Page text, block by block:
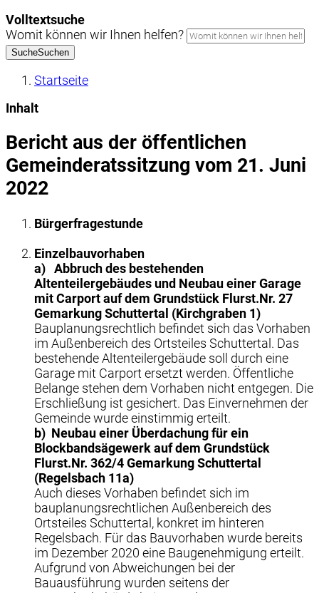
Volltextsuche
Womit können wir Ihnen helfen?
SucheSuchen
Startseite
Inhalt
Bericht aus der öffentlichen
Gemeinderatssitzung vom 21. Juni
2022
Bürgerfragestunde
Einzelbauvorhaben
a) Abbruch des bestehenden
Altenteilergebäudes und Neubau einer Garage
mit Carport auf dem Grundstück Flurst.Nr. 27
Gemarkung Schuttertal (Kirchgraben 1)
Bauplanungsrechtlich befindet sich das Vorhaben
im Außenbereich des Ortsteiles Schuttertal. Das
bestehende Altenteilergebäude soll durch eine
Garage mit Carport ersetzt werden. Öffentliche
Belange stehen dem Vorhaben nicht entgegen. Die
Erschließung ist gesichert. Das Einvernehmen der
Gemeinde wurde einstimmig erteilt.
b) Neubau einer Überdachung für ein
Blockbandsägewerk auf dem Grundstück
Flurst.Nr. 362/4 Gemarkung Schuttertal
(Regelsbach 11a)
Auch dieses Vorhaben befindet sich im
bauplanungsrechtlichen Außenbereich des
Ortsteiles Schuttertal, konkret im hinteren
Regelsbach. Für das Bauvorhaben wurde bereits
im Dezember 2020 eine Baugenehmigung erteilt.
Aufgrund von Abweichungen bei der
Bauausführung wurden seitens der